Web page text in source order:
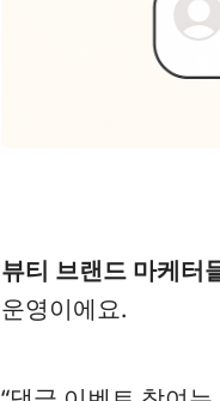
뷰티 브랜드 마케터
운영이에요.